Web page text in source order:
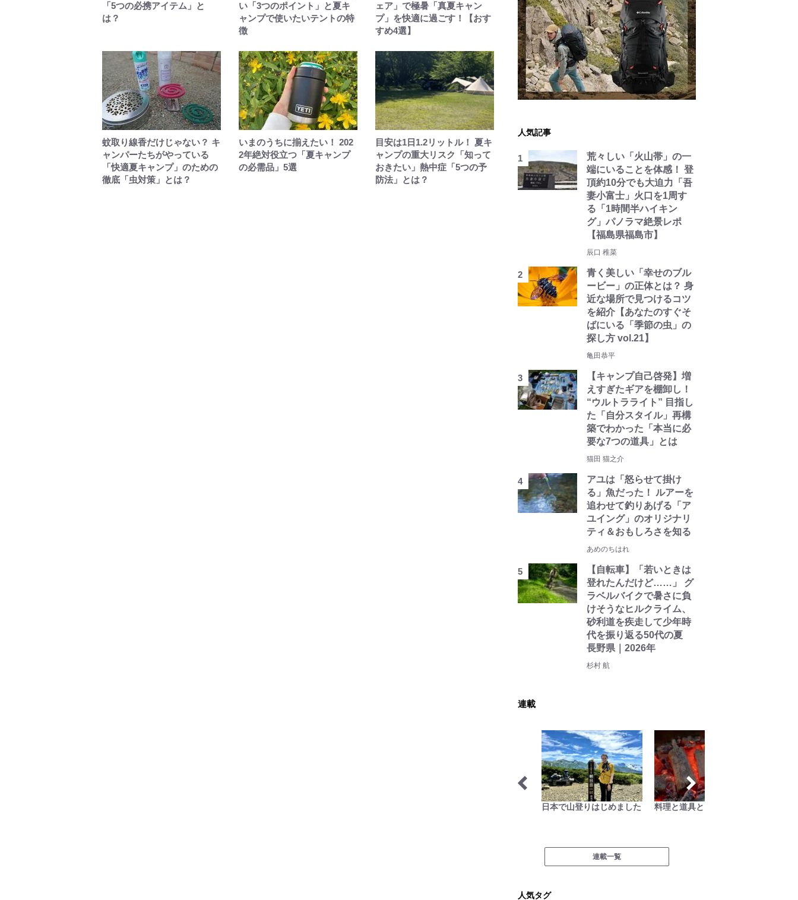
「5つの必携アイテム」と
は？
い「3つのポイント」と夏キ
ャンプで使いたいテントの特
徴
ェア」で極暑「真夏キャン
プ」を快適に過ごす！【おす
すめ4選】
蚊取り線香だけじゃない？ キ
ャンパーたちがやっている
「快適夏キャンプ」のための
徹底「虫対策」とは？
いまのうちに揃えたい！ 202
2年絶対役立つ「夏キャンプ
の必需品」5選
目安は1日1.2リットル！ 夏キ
ャンプの重大リスク「知って
おきたい」熱中症「5つの予
防法」とは？
人気記事
荒々しい「火山帯」の一
端にいることを体感！ 登
頂約10分でも大迫力「吾
妻小富士」火口を1周す
る「1時間半ハイキン
グ」パノラマ絶景レポ
【福島県福島市】
辰口 稚菜
青く美しい「幸せのブル
ービー」の正体とは？ 身
近な場所で見つけるコツ
を紹介【あなたのすぐそ
ばにいる「季節の虫」の
探し方 vol.21】
亀田恭平
【キャンプ自己啓発】増
えすぎたギアを棚卸し！
“ウルトラライト” 目指し
た「自分スタイル」再構
築でわかった「本当に必
要な7つの道具」とは
猫田 猫之介
アユは「怒らせて掛け
る」魚だった！ ルアーを
追わせて釣りあげる「ア
ユイング」のオリジナリ
ティ＆おもしろさを知る
あめのちはれ
【自転車】「若いときは
登れたんだけど……」 グ
ラベルバイクで暑さに負
けそうなヒルクライム、
砂利道を疾走して少年時
代を振り返る50代の夏
長野県｜2026年
杉村 航
連載
料理と道具とアウトドア
「山岳遭難」のリアル＜山
連載一覧
人気タグ